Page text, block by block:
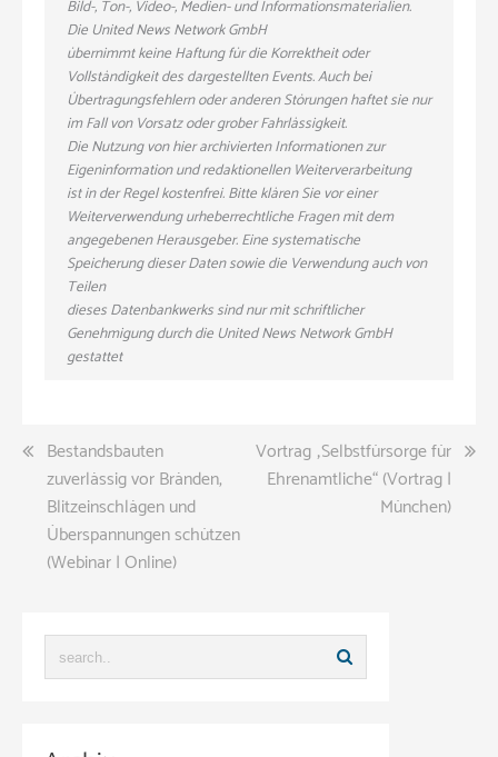
Bild-, Ton-, Video-, Medien- und Informationsmaterialien.
Die United News Network GmbH
übernimmt keine Haftung für die Korrektheit oder
Vollständigkeit des dargestellten Events. Auch bei
Übertragungsfehlern oder anderen Störungen haftet sie nur
im Fall von Vorsatz oder grober Fahrlässigkeit.
Die Nutzung von hier archivierten Informationen zur
Eigeninformation und redaktionellen Weiterverarbeitung
ist in der Regel kostenfrei. Bitte klären Sie vor einer
Weiterverwendung urheberrechtliche Fragen mit dem
angegebenen Herausgeber. Eine systematische
Speicherung dieser Daten sowie die Verwendung auch von
Teilen
dieses Datenbankwerks sind nur mit schriftlicher
Genehmigung durch die United News Network GmbH
gestattet
Beitragsnavigation
Bestandsbauten
zuverlässig vor Bränden,
Blitzeinschlägen und
Überspannungen schützen
(Webinar | Online)
Vortrag „Selbstfürsorge für
Ehrenamtliche“ (Vortrag |
München)